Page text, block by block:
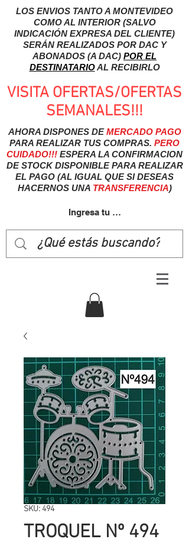
LOS ENVIOS TANTO A MONTEVIDEO
COMO AL INTERIOR (SALVO
INDICACIÓN EXPRESA DEL CLIENTE)
SERÁN REALIZADOS POR DAC Y
ABONADOS (A DAC) POR EL
DESTINATARIOAL RECIBIRLO
VISITA OFERTAS/OFERTAS
SEMANALES!!!
AHORA DISPONES DEMERCADO PAGO
PARA REALIZAR TUS COMPRAS. PERO
CUIDADO!!! ESPERA LA CONFIRMACION
DE STOCK DISPONIBLE PARA REALIZAR
EL PAGO (AL IGUAL QUE SI DESEAS
HACERNOS UNA TRANSFERENCIA)
Ingresa tu usuairo
SKU: 494
TROQUEL Nº 494